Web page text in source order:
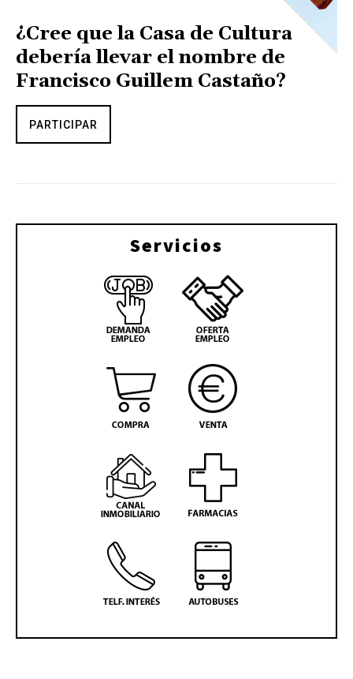
¿Cree que la Casa de Cultura
debería llevar el nombre de
Francisco Guillem Castaño?
PARTICIPAR
Servicios